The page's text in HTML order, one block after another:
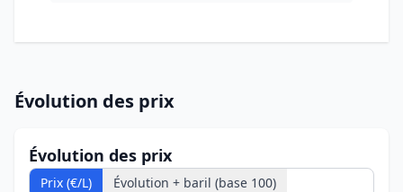
Évolution des prix
Évolution des prix
Prix (€/L) Évolution + baril (base 100)